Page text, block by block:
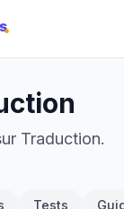
Traduction.
Tests